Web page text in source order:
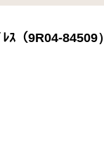
ｽ（9R04-84509）